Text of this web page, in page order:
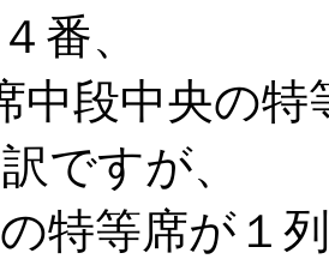
番、
中段中央の
ですが、
特等席が１